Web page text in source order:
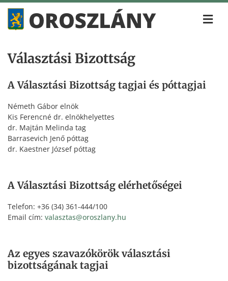
Választási Bizottság
A Választási Bizottság tagjai és póttagjai
Németh Gábor elnök
Kis Ferencné dr. elnökhelyettes
dr. Majtán Melinda tag
Barrasevich Jenő póttag
dr. Kaestner József póttag
A Választási Bizottság elérhetőségei
Telefon: +36 (34) 361-444/100
Email cím: valasztas@oroszlany.hu
Az egyes szavazókörök választási
bizottságának tagjai